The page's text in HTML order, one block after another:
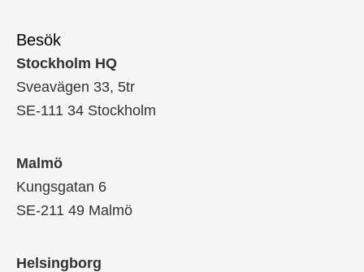
Besök
Stockholm HQ
Sveavägen 33, 5tr
SE-111 34 Stockholm
Malmö
Kungsgatan 6
SE-211 49 Malmö
Helsingborg